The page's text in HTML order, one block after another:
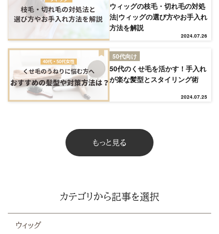
TOP
NEW
ウィッグの枝毛・切れ毛の対処
法|ウィッグの選び方やお手入れ
方法を解説
2024.07.26
50代向け
50代のくせ毛を活かす！手入れ
が楽な髪型とスタイリング術
2024.07.25
もっと見る
カテゴリから記事を選択
ウィッグ